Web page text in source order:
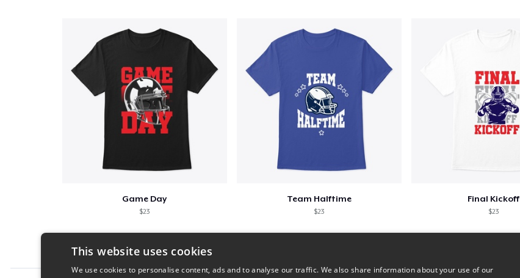
Game Day
$23
Team Halftime
$23
Final Kickoff
$23
This website uses cookies
We use cookies to personalise content, ads and to analyse our traffic. We also share information about your use of our